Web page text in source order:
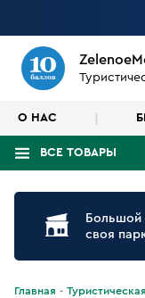
О НАС
ВСЕ ТОВАРЫ
Что будем искать?
Большой
своя
Главная